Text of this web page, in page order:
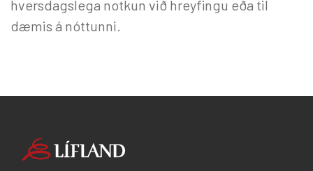
hversdagslega notkun við hreyfingu eða til
dæmis á nóttunni.